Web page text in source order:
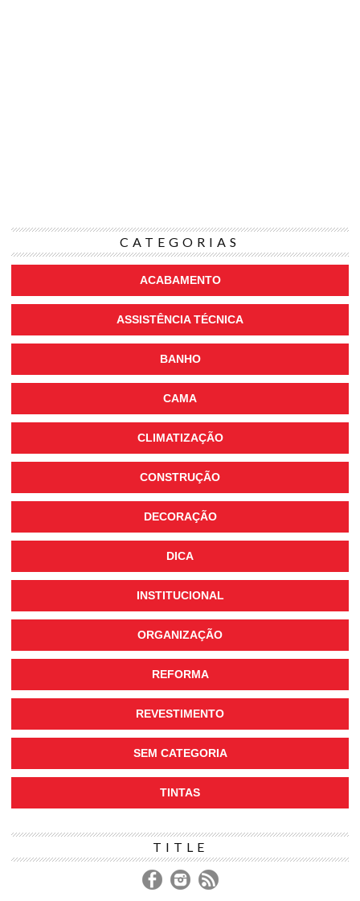
CATEGORIAS
ACABAMENTO
ASSISTÊNCIA TÉCNICA
BANHO
CAMA
CLIMATIZAÇÃO
CONSTRUÇÃO
DECORAÇÃO
DICA
INSTITUCIONAL
ORGANIZAÇÃO
REFORMA
REVESTIMENTO
SEM CATEGORIA
TINTAS
TITLE